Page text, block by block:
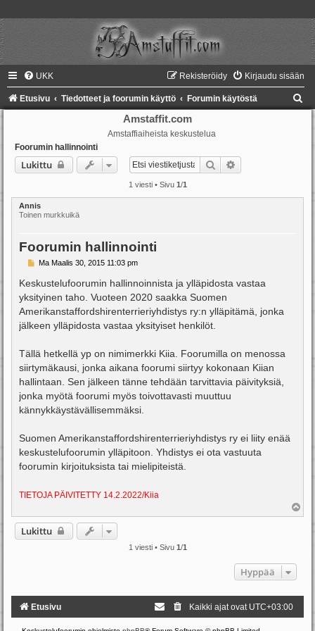
UKK Kirjaudu sisään
Rekisteröidy
Etusivu Tiedotteet ja foorumin käyttö Forumin käytöstä
Amstaffit.com
Amstaffiaiheista keskustelua
Foorumin hallinnointi
Lukittu Etsi
1 viesti • Sivu 1/1
Annis
Toinen murkkuikä
Foorumin hallinnointi
V
e
t
Ma Maalis 30, 2015 11:03 pm
Keskustelufoorumin hallinnoinnista ja ylläpidosta vastaa
yksityinen taho. Vuoteen 2020 saakka Suomen
Amerikanstaffordshirenterrieriyhdistys ry:n ylläpitämä, jonka
jälkeen ylläpidosta vastaa yksityiset henkilöt.
Tällä hetkellä yp on nimimerkki Kiia. Foorumilla on menossa
siirtymäkausi, jonka aikana foorumi siirtyy kokonaan Kiian
hallintaan. Sen jälkeen tänne tehdään tarvittavia päivityksiä,
jonka myötä foorumi myös toivottavasti muuttuu
kännykkäystävällisemmäksi.
Suomen Amerikanstaffordshirenterrieriyhdistys ry ei liity enää
keskustelufoorumin ylläpitoon. Yhdistys ei ota vastuuta
foorumin kirjoituksista tai mielipiteistä.
TIETOJA PÄIVITETTY 14.2.2022/Kiia
l
Lukittu
1 viesti • Sivu 1/1
Hyppää
Etusivu Kaikki ajat ovat UTC+03:00